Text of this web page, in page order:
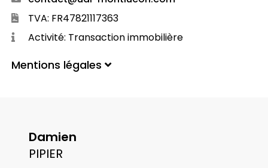
TVA: FR47821117363
Activité: Transaction immobilière
Mentions légales
Damien
PIPIER